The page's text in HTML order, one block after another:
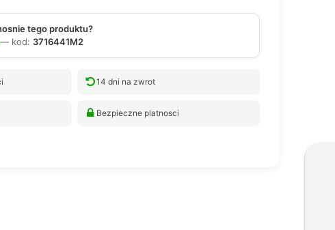
tego produktu?
— kod: 3716441M2
14 dni na zwrot
Bezpieczne platnosci